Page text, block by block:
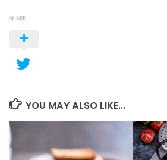
SHARE
YOU MAY ALSO LIKE...